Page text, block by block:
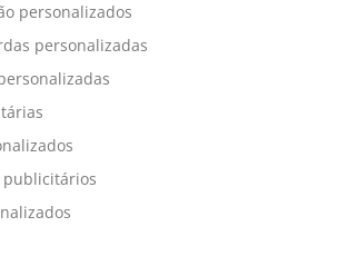
personalizados
personalizadas
publicitários